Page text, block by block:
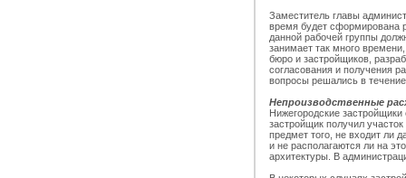
Заместитель главы
время будет сформирована
данной рабочей группы
занимает так много
бюро и застройщиков,
согласования и получения
вопросы решались в течение
Непроизводственные
Нижегородские застройщики
застройщик получил
предмет того, не входит ли
и не располагаются ли на
архитектуры. В